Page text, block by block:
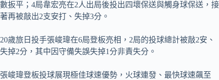
數扳平；4局韋宏亮在2人出局後投出四壞保送與觸身球保送，接
著再被敲出2支安打、失掉3分。
20歲旅日投手張峻瑋在6局登板亮相，2局的投球總計被敲2安、
失掉2分，其中因守備失誤失掉1分非責失分。
張峻瑋登板投球展現極佳球速優勢，火球連發、最快球速飆至